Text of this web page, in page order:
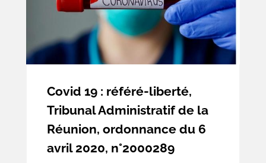
Covid 19 : référé-liberté,
Tribunal Administratif de la
Réunion, ordonnance du 6
avril 2020, n°2000289